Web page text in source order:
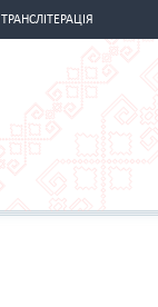
ТРАНСЛІТЕРАЦІЯ